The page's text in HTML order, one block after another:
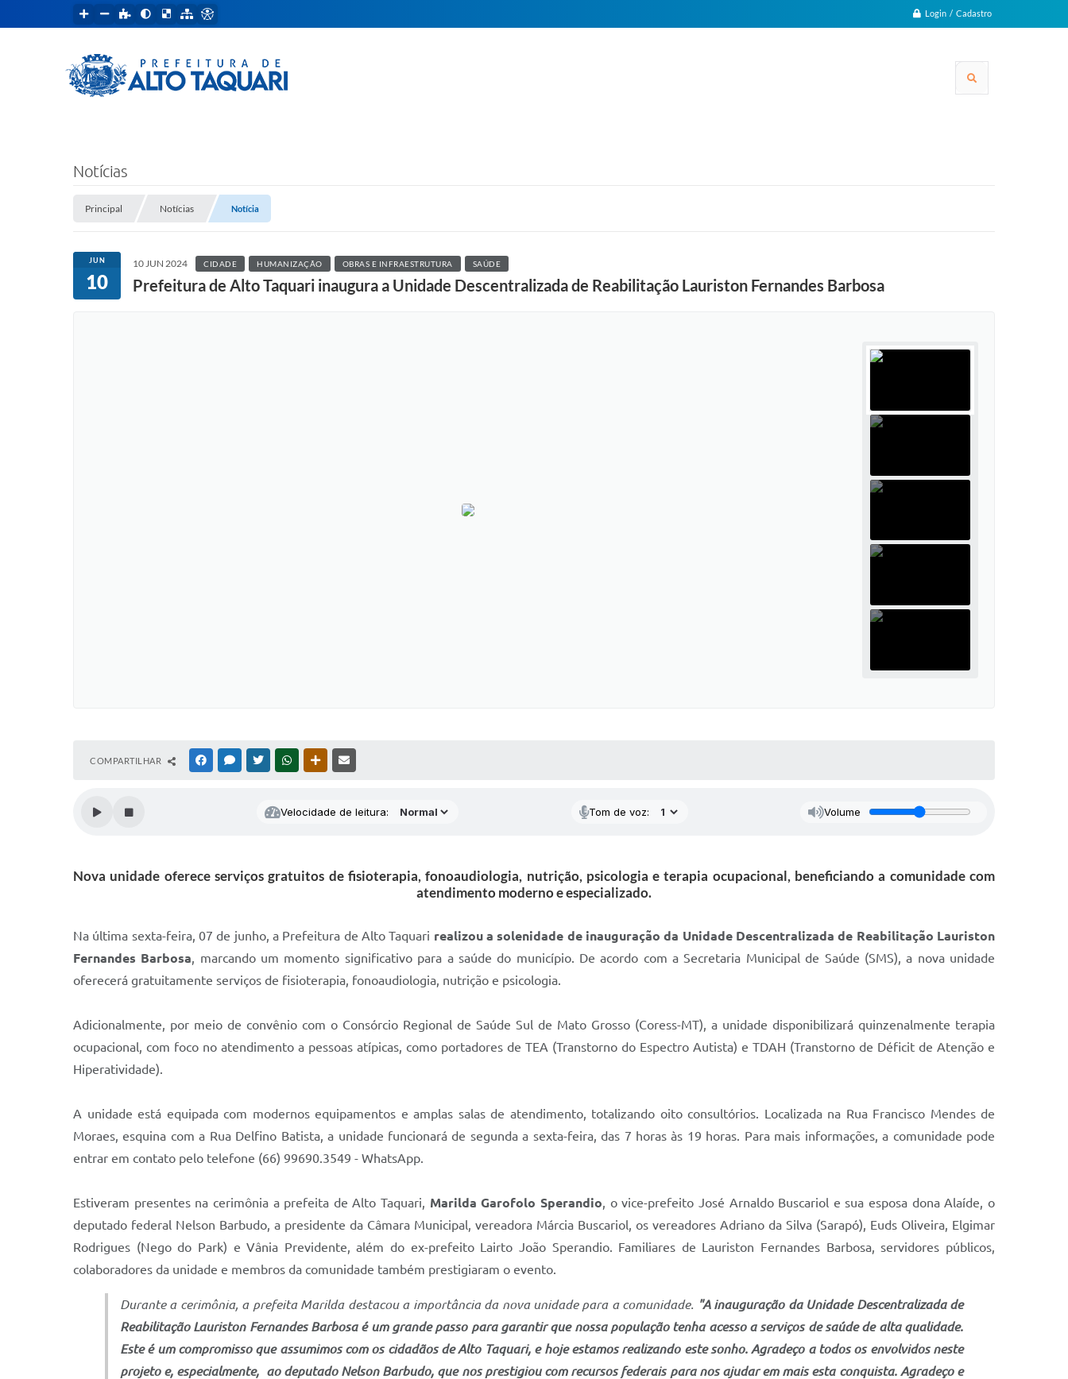
Login / Cadastro
Notícias
Principal Notícias Notícia
JUN
10
10 JUN 2024 CIDADE HUMANIZAÇÃO OBRAS E INFRAESTRUTURA SAÚDE
Prefeitura de Alto Taquari inaugura a Unidade Descentralizada de Reabilitação Lauriston Fernandes Barbosa
COMPARTILHAR FACEBOOKMESSENGER
TWITTERWHATSAPPOUTRAS MÍDIAS
Velocidade de leitura: Tom de voz: Volume
Nova unidade oferece serviços gratuitos de fisioterapia, fonoaudiologia, nutrição, psicologia e terapia ocupacional, beneficiando a comunidade com
atendimento moderno e especializado.
Na última sexta-feira, 07 de junho, a Prefeitura de Alto Taquari realizou a solenidade de inauguração da Unidade Descentralizada de Reabilitação Lauriston
Fernandes Barbosa, marcando um momento significativo para a saúde do município. De acordo com a Secretaria Municipal de Saúde (SMS), a nova unidade
oferecerá gratuitamente serviços de fisioterapia, fonoaudiologia, nutrição e psicologia.
Adicionalmente, por meio de convênio com o Consórcio Regional de Saúde Sul de Mato Grosso (Coress-MT), a unidade disponibilizará quinzenalmente terapia
ocupacional, com foco no atendimento a pessoas atípicas, como portadores de TEA (Transtorno do Espectro Autista) e TDAH (Transtorno de Déficit de Atenção e
Hiperatividade).
A unidade está equipada com modernos equipamentos e amplas salas de atendimento, totalizando oito consultórios. Localizada na Rua Francisco Mendes de
Moraes, esquina com a Rua Delfino Batista, a unidade funcionará de segunda a sexta-feira, das 7 horas às 19 horas. Para mais informações, a comunidade pode
entrar em contato pelo telefone (66) 99690.3549 - WhatsApp.
Estiveram presentes na cerimônia a prefeita de Alto Taquari, Marilda Garofolo Sperandio, o vice-prefeito José Arnaldo Buscariol e sua esposa dona Alaíde, o
deputado federal Nelson Barbudo, a presidente da Câmara Municipal, vereadora Márcia Buscariol, os vereadores Adriano da Silva (Sarapó), Euds Oliveira, Elgimar
Rodrigues (Nego do Park) e Vânia Previdente, além do ex-prefeito Lairto João Sperandio. Familiares de Lauriston Fernandes Barbosa, servidores públicos,
colaboradores da unidade e membros da comunidade também prestigiaram o evento.
Durante a cerimônia, a prefeita Marilda destacou a importância da nova unidade para a comunidade. "A inauguração da Unidade Descentralizada de
Reabilitação Lauriston Fernandes Barbosa é um grande passo para garantir que nossa população tenha acesso a serviços de saúde de alta qualidade.
Este é um compromisso que assumimos com os cidadãos de Alto Taquari, e hoje estamos realizando este sonho. Agradeço a todos os envolvidos neste
projeto e, especialmente, ao deputado Nelson Barbudo, que nos prestigiou com recursos federais para nos ajudar em mais esta conquista. Agradeço e